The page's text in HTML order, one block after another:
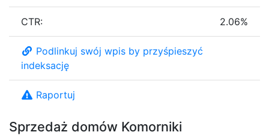
Sprzedaż domów Komorniki
CTR: 2.06%
Podlinkuj swój wpis by przyśpieszyć
indeksację
Raportuj